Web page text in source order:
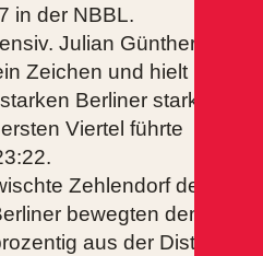
in der NBBL.
Julian Günther
Zeichen und hielt
Berliner stark
Viertel führte
Zehlendorf den
bewegten den
aus der Distanz